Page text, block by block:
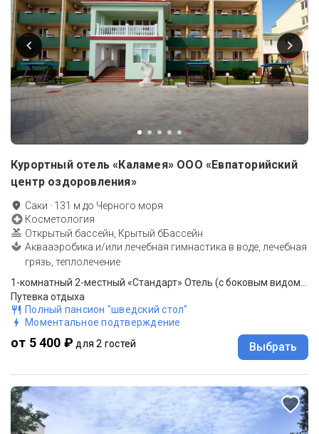
Курортный отель «Каламея» ООО «Евпаторийский
центр оздоровления»
Саки · 131 м до Черного моря
Косметология
Открытый бассейн, Крытый бБассейн
Аквааэробика и/или лечебная гимнастика в воде, лечебная
грязь, теплолечение
Путевка отдыха
Полный пансион "шведский стол"
Моментальное подтверждение
от 5 400 ₽ для 2 гостей Выбрать